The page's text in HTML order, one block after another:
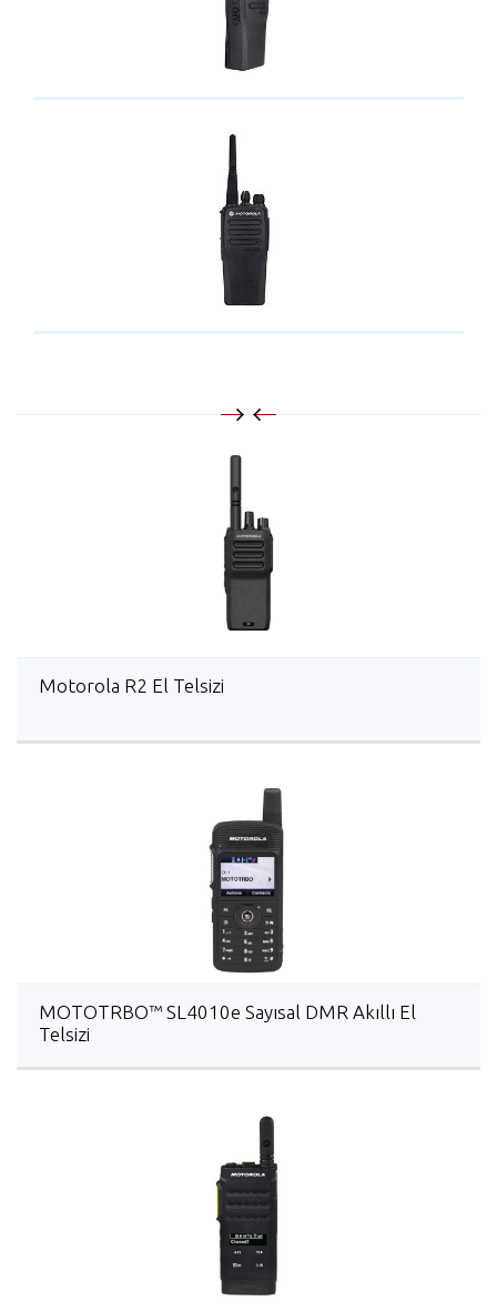
Motorola R2 El Telsizi
MOTOTRBO™ SL4010e Sayısal DMR Akıllı El
Telsizi